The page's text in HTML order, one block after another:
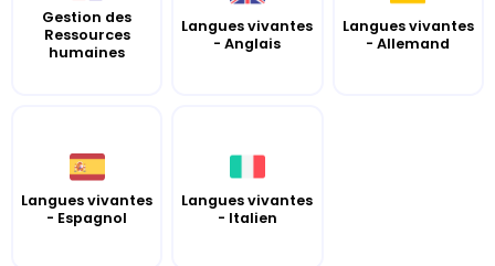
Gestion des
Ressources
humaines
Langues vivantes
- Anglais
Langues vivantes
- Allemand
Langues vivantes
- Espagnol
Langues vivantes
- Italien